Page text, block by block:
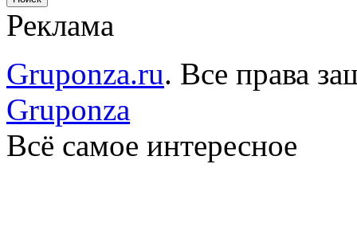
Реклама
Gruponza.ru. Все права
Gruponza
Всё самое интересное